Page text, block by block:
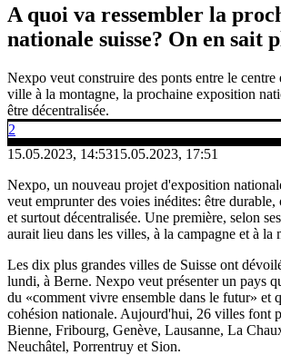
A quoi va ressembler la
nationale suisse? On en sait
Nexpo veut construire des ponts entre le centre
ville à la montagne, la prochaine exposition
être décentralisée.
2
15.05.2023, 14:5315.05.2023, 17:51
Nexpo, un nouveau projet d'exposition
veut emprunter des voies inédites: être
et surtout décentralisée. Une première, selon
aurait lieu dans les villes, à la campagne et à la
Les dix plus grandes villes de Suisse ont
lundi, à Berne. Nexpo veut présenter un pays
du «comment vivre ensemble dans le futur» et
cohésion nationale. Aujourd'hui, 26 villes font
Bienne, Fribourg, Genève, Lausanne, La
Neuchâtel, Porrentruy et Sion.